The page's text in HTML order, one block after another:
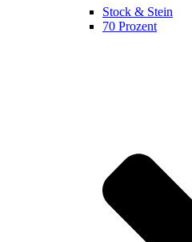
Stock & Stein
70 Prozent